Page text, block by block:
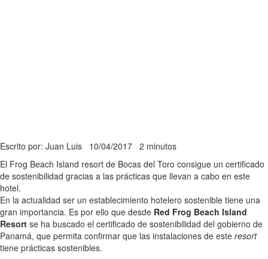
Escrito por: Juan Luis 10/04/2017 2 minutos
El Frog Beach Island resort de Bocas del Toro consigue un certificado
de sostenibilidad gracias a las prácticas que llevan a cabo en este
hotel.
En la actualidad ser un establecimiento hotelero sostenible tiene una
gran importancia. Es por ello que desde Red Frog Beach Island
Resort se ha buscado el certificado de sostenibilidad del gobierno de
Panamá, que permita confirmar que las instalaciones de este resort
tiene prácticas sostenibles.